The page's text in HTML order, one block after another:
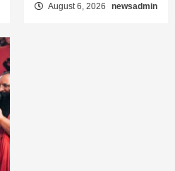
August 6, 2026 newsadmin